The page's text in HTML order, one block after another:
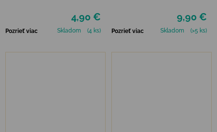
4,90 €
Pozrieť viac Skladom (4 ks)
9,90 €
Pozrieť viac Skladom (>5 ks)